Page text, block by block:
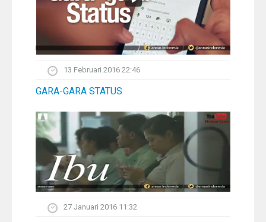
13 Februari 2016 22:46
GARA-GARA STATUS
27 Januari 2016 11:32